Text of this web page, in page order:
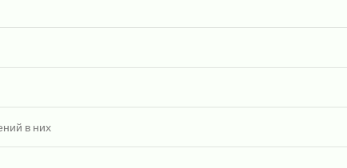
в них